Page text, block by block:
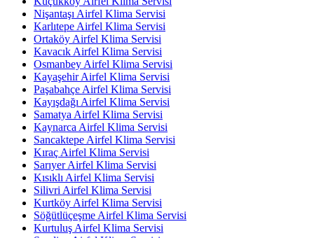
Nişantaşı Airfel Klima Servisi
Karlıtepe Airfel Klima Servisi
Ortaköy Airfel Klima Servisi
Kavacık Airfel Klima Servisi
Osmanbey Airfel Klima Servisi
Kayaşehir Airfel Klima Servisi
Paşabahçe Airfel Klima Servisi
Kayışdağı Airfel Klima Servisi
Samatya Airfel Klima Servisi
Kaynarca Airfel Klima Servisi
Sancaktepe Airfel Klima Servisi
Kıraç Airfel Klima Servisi
Sarıyer Airfel Klima Servisi
Kısıklı Airfel Klima Servisi
Silivri Airfel Klima Servisi
Kurtköy Airfel Klima Servisi
Söğütlüçeşme Airfel Klima Servisi
Kurtuluş Airfel Klima Servisi